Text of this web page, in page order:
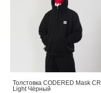
Толстовка CODERED Mask CR
Light Чёрный